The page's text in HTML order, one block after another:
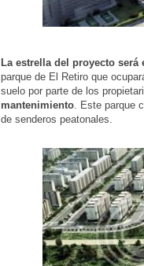
La estrella del proyecto será
parque de El Retiro que
suelo por parte de los
mantenimiento . Este parque
de senderos peatonales.